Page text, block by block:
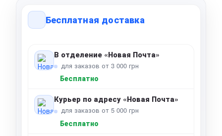
Бесплатная доставка
В отделение «Новая Почта»
для заказов от 3 000 грн
Бесплатно
Курьер по адресу «Новая Почта»
для заказов от 5 000 грн
Бесплатно